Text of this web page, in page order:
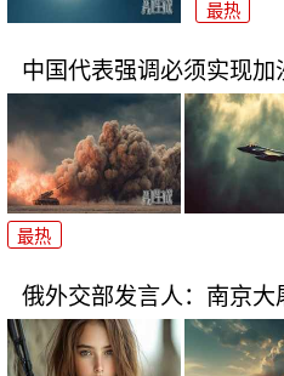
最热
中国代表强调必须实现加
最热
俄外交部发言人：南京